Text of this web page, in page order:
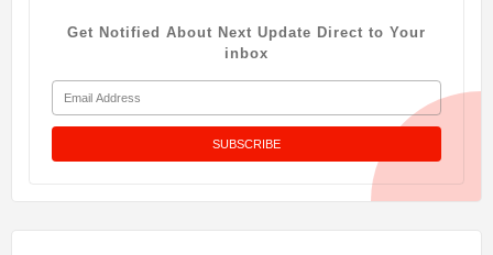
Get Notified About Next Update Direct to Your
inbox